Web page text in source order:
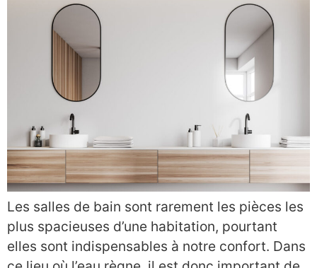
Les salles de bain sont rarement les pièces les
plus spacieuses d’une habitation, pourtant
elles sont indispensables à notre confort. Dans